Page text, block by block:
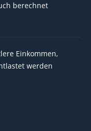
berechnet
Einkommen,
werden